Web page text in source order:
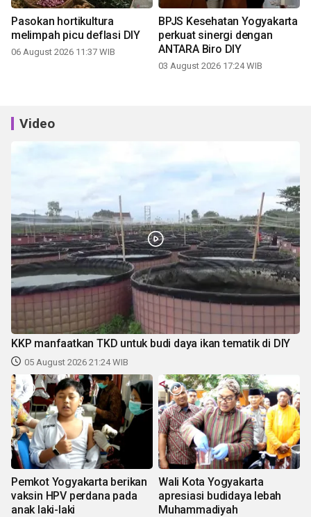
Pasokan hortikultura
melimpah picu deflasi DIY
06 August 2026 11:37 WIB
BPJS Kesehatan Yogyakarta
perkuat sinergi dengan
ANTARA Biro DIY
03 August 2026 17:24 WIB
Video
KKP manfaatkan TKD untuk budi daya ikan tematik di DIY
05 August 2026 21:24 WIB
Pemkot Yogyakarta berikan
vaksin HPV perdana pada
anak laki-laki
Wali Kota Yogyakarta
apresiasi budidaya lebah
Muhammadiyah